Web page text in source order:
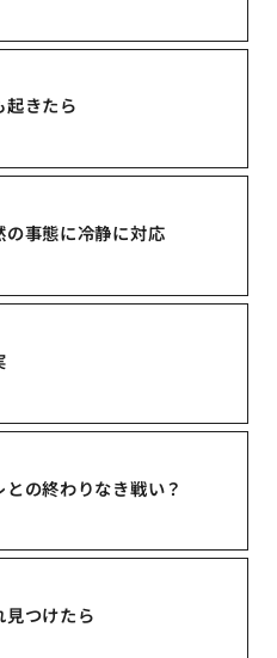
起きたら
の事態に冷静に対応
の終わりなき戦い？
見つけたら